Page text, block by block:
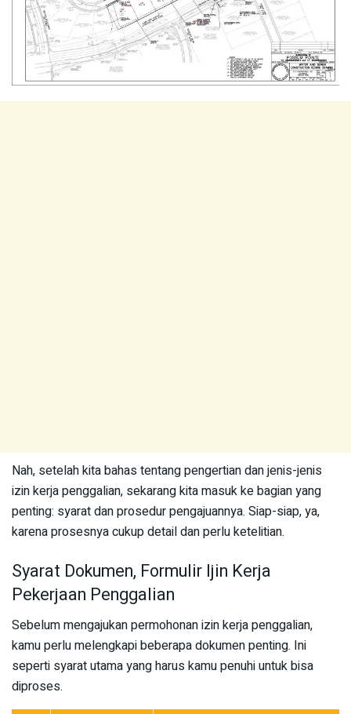
Nah, setelah kita bahas tentang pengertian dan jenis-jenis
izin kerja penggalian, sekarang kita masuk ke bagian yang
penting: syarat dan prosedur pengajuannya. Siap-siap, ya,
karena prosesnya cukup detail dan perlu ketelitian.
Syarat Dokumen, Formulir Ijin Kerja
Pekerjaan Penggalian
Sebelum mengajukan permohonan izin kerja penggalian,
kamu perlu melengkapi beberapa dokumen penting. Ini
seperti syarat utama yang harus kamu penuhi untuk bisa
diproses.